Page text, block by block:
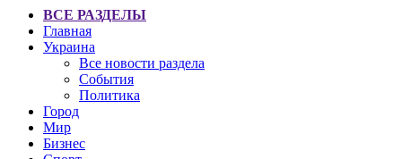
ВСЕ РАЗДЕЛЫ
Главная
Украина
Все новости раздела
События
Политика
Город
Мир
Бизнес